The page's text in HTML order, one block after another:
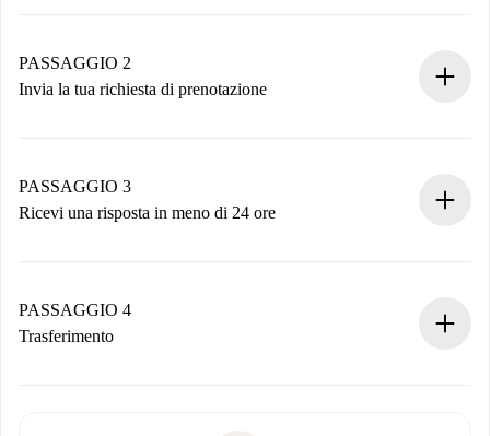
Hai tutte le informazioni necessarie in anticipo.
PASSAGGIO 2
Invia la tua richiesta di prenotazione
non accetta.
PASSAGGIO 3
Ricevi una risposta in meno di 24 ore
contatto con il proprietario.
Se rifiutata: non ti addebiteremo nulla e ti proporremo
PASSAGGIO 4
Trasferimento